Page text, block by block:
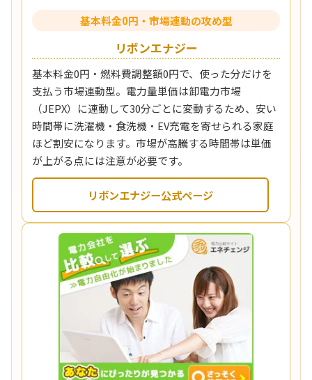
基本料金0円・市場連動の攻め型
リボンエナジー
基本料金0円・燃料費調整額0円で、使った分だけを
支払う市場連動型。電力量単価は卸電力市場
（JEPX）に連動して30分ごとに変動するため、安い
時間帯に洗濯機・食洗機・EV充電を寄せられる家庭
ほど割安になります。市場が高騰する時間帯は単価
が上がる点には注意が必要です。
リボンエナジー公式ページ